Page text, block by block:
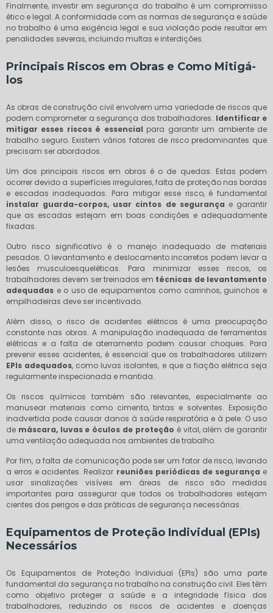
Finalmente, investir em segurança do trabalho é um compromisso
ético e legal. A conformidade com as normas de segurança e saúde
no trabalho é uma exigência legal e sua violação pode resultar em
penalidades severas, incluindo multas e interdições.
Principais Riscos em Obras e Como Mitigá-
los
As obras de construção civil envolvem uma variedade de riscos que
podem comprometer a segurança dos trabalhadores. Identificar e
mitigar esses riscos é essencial para garantir um ambiente de
trabalho seguro. Existem vários fatores de risco predominantes que
precisam ser abordados.
Um dos principais riscos em obras é o de quedas. Estas podem
ocorrer devido a superfícies irregulares, falta de proteção nas bordas
e escadas inadequadas. Para mitigar esse risco, é fundamental
instalar guarda-corpos, usar cintos de segurança e garantir
que as escadas estejam em boas condições e adequadamente
fixadas.
Outro risco significativo é o manejo inadequado de materiais
pesados. O levantamento e deslocamento incorretos podem levar a
lesões musculoesqueléticas. Para minimizar esses riscos, os
trabalhadores devem ser treinados em técnicas de levantamento
adequadas e o uso de equipamentos como carrinhos, guinchos e
empilhadeiras deve ser incentivado.
Além disso, o risco de acidentes elétricos é uma preocupação
constante nas obras. A manipulação inadequada de ferramentas
elétricas e a falta de aterramento podem causar choques. Para
prevenir esses acidentes, é essencial que os trabalhadores utilizem
EPIs adequados, como luvas isolantes, e que a fiação elétrica seja
regularmente inspecionada e mantida.
Os riscos químicos também são relevantes, especialmente ao
manusear materiais como cimento, tintas e solventes. Exposição
inadvertida pode causar danos à saúde respiratória e à pele. O uso
de máscara, luvas e óculos de proteção é vital, além de garantir
uma ventilação adequada nos ambientes de trabalho.
Por fim, a falta de comunicação pode ser um fator de risco, levando
a erros e acidentes. Realizar reuniões periódicas de segurança e
usar sinalizações visíveis em áreas de risco são medidas
importantes para assegurar que todos os trabalhadores estejam
cientes dos perigos e das práticas de segurança necessárias.
Equipamentos de Proteção Individual (EPIs)
Necessários
Os Equipamentos de Proteção Individual (EPIs) são uma parte
fundamental da segurança no trabalho na construção civil. Eles têm
como objetivo proteger a saúde e a integridade física dos
trabalhadores, reduzindo os riscos de acidentes e doenças